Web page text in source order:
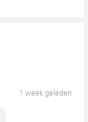
1 week geleden